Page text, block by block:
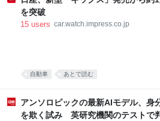
スされています。 キーを打つ。候補を選ぶ
る。余計な画面を行き来しないための入力
を突破
15 users car.watch.impress.co.jp
自動車 あとで読む
アンソロピックの最新AIモデル、身
を欺く試み 英研究機関のテストで